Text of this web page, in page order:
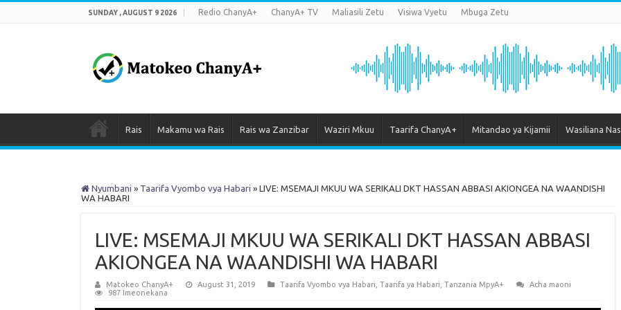
SUNDAY , AUGUST 9 2026 Redio ChanyA+ ChanyA+ TV Maliasili Zetu Visiwa Vyetu Mbuga Zetu
Rais Makamu wa Rais Rais wa Zanzibar Waziri Mkuu Taarifa ChanyA+ Mitandao ya Kijamii Wasiliana
Nyumbani » Taarifa Vyombo vya Habari » LIVE: MSEMAJI MKUU WA SERIKALI DKT HASSAN ABBASI AKIONGEA NA WAANDISHI
WA HABARI
LIVE: MSEMAJI MKUU WA SERIKALI DKT HASSAN ABBASI
AKIONGEA NA WAANDISHI WA HABARI
Matokeo ChanyA+ August 31, 2019 Taarifa Vyombo vya Habari Taarifa ya Habari Tanzania MpyA+
Acha maoni
987 Imeonekana